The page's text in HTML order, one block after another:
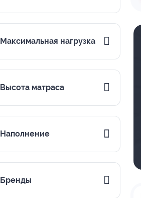
Максимальная нагрузка
Высота матраса
Наполнение
Бренды